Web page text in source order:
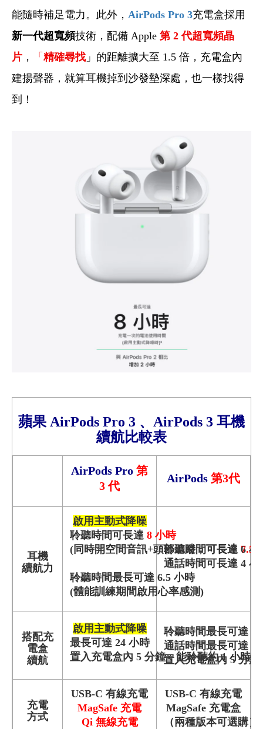
能隨時補足電力。此外， AirPods Pro 3充電盒採用
新一代超寬頻技術，配備 Apple 第 2 代超寬頻晶
片 ， 「 精確尋找 」的距離擴大至 1.5 倍，充電盒內
建揚聲器，就算耳機掉到沙發墊深處，也一樣找得
到！
蘋果 AirPods Pro 3 、 AirPods 3 耳機
續航比較表
AirPods Pro 第
3 代
AirPods 第3代
耳機
續航力
啟用主動式降噪
聆聽時間可長達 8 小時
(同時開空間音訊+頭部追蹤，可長達7.5
聆聽時間最長可達 6.5 小時
(體能訓練期間啟用心率感測)
聆聽時間可長達 6 小
通話時間可長達 4 小
搭配充
電盒
續航
啟用主動式降噪
最長可達 24 小時
置入充電盒內 5 分鐘，能聆聽約 1 小時。
聆聽時間最長可達
通話時間最長可達
置入充電盒內 5 分
充電
方式
USB-C 有線充電
MagSafe 充電
Qi 無線充電
USB-C 有線充電
MagSafe 充電盒
（兩種版本可選購）